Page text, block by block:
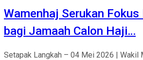
Wamenhaj Serukan
bagi Jamaah Calon Haji…
Setapak Langkah – 04 Mei 2026 | Wakil